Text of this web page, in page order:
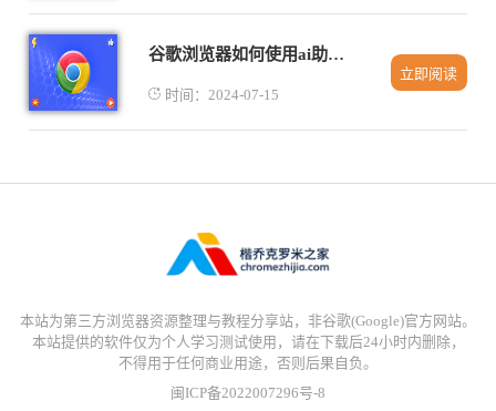
谷歌浏览器如何使用ai助手功能
时间：2024-07-15
立即阅读
本站为第三方浏览器资源整理与教程分享站，非谷歌(Google)官方网站。
本站提供的软件仅为个人学习测试使用，请在下载后24小时内删除，
不得用于任何商业用途，否则后果自负。
闽ICP备2022007296号-8